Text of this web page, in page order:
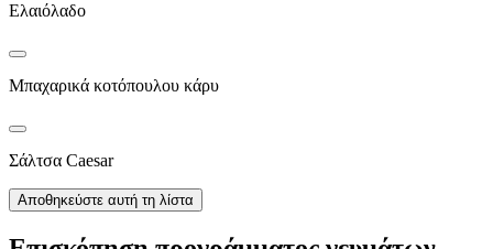
Ελαιόλαδο
Μπαχαρικά κοτόπουλου κάρυ
Σάλτσα Caesar
Αποθηκεύστε αυτή τη λίστα